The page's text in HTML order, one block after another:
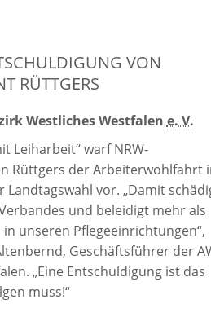
VON
RÜTTGERS
Westliches Westfalen e. V.
Leiharbeit“ warf NRW-
Rüttgers der Arbeiterwohlfahrt
Landtagswahl vor. „Damit
und beleidigt mehr als
unseren Pflegeeinrichtungen“,
Geschäftsführer der
„Eine Entschuldigung ist das
muss!“